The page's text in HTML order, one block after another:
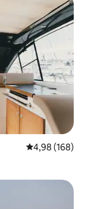
Średnia
4,98 (168)